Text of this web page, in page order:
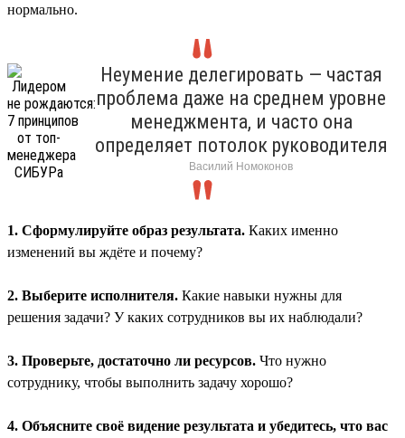
нормально.
Неумение делегировать — частая
проблема даже на среднем уровне
менеджмента, и часто она
определяет потолок руководителя
Василий Номоконов
1. Сформулируйте образ результата. Каких именно
изменений вы ждёте и почему?
2. Выберите исполнителя. Какие навыки нужны для
решения задачи? У каких сотрудников вы их наблюдали?
3. Проверьте, достаточно ли ресурсов. Что нужно
сотруднику, чтобы выполнить задачу хорошо?
4. Объясните своё видение результата и убедитесь, что вас